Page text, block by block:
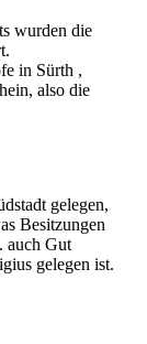
wurden die
in Sürth ,
also die
gelegen,
Besitzungen
auch Gut
gelegen ist.